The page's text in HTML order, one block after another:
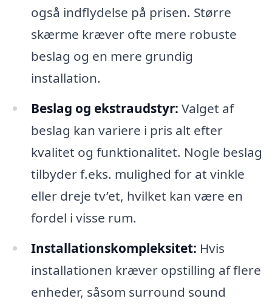
også indflydelse på prisen. Større
skærme kræver ofte mere robuste
beslag og en mere grundig
installation.
Beslag og ekstraudstyr: Valget af
beslag kan variere i pris alt efter
kvalitet og funktionalitet. Nogle beslag
tilbyder f.eks. mulighed for at vinkle
eller dreje tv’et, hvilket kan være en
fordel i visse rum.
Installationskompleksitet: Hvis
installationen kræver opstilling af flere
enheder, såsom surround sound